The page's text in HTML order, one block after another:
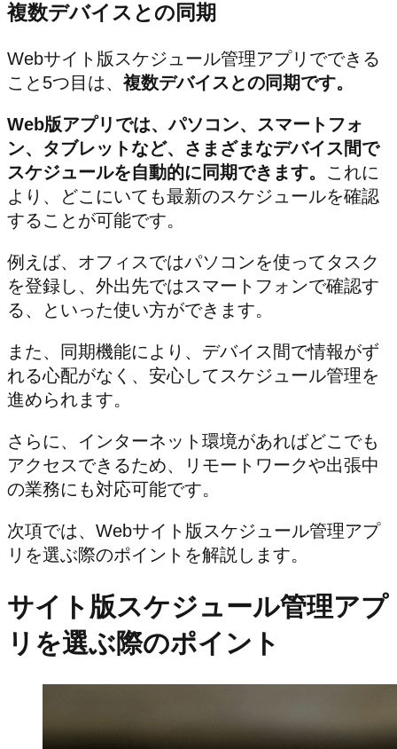
複数デバイスとの同期
Webサイト版スケジュール管理アプリでできる
こと5つ目は、 複数デバイスとの同期です。
Web版アプリでは、パソコン、スマートフォ
ン、タブレットなど、さまざまなデバイス間で
スケジュールを自動的に同期できます。 これに
より、どこにいても最新のスケジュールを確認
することが可能です。
例えば、オフィスではパソコンを使ってタスク
を登録し、外出先ではスマートフォンで確認す
る、といった使い方ができます。
また、同期機能により、デバイス間で情報がず
れる心配がなく、安心してスケジュール管理を
進められます。
さらに、インターネット環境があればどこでも
アクセスできるため、リモートワークや出張中
の業務にも対応可能です。
次項では、Webサイト版スケジュール管理アプ
リを選ぶ際のポイントを解説します。
サイト版スケジュール管理アプ
リを選ぶ際のポイント